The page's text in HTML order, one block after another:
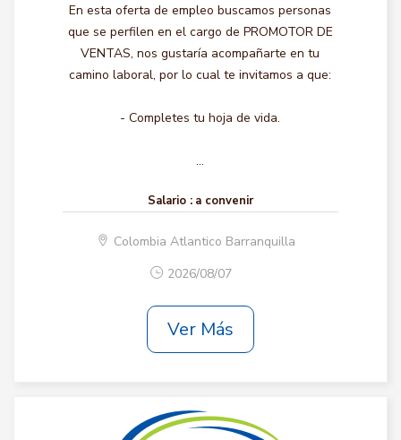
En esta oferta de empleo buscamos personas
que se perfilen en el cargo de PROMOTOR DE
VENTAS, nos gustaría acompañarte en tu
camino laboral, por lo cual te invitamos a que:
- Completes tu hoja de vida.
...
Salario : a convenir
Colombia Atlantico Barranquilla
2026/08/07
Ver Más